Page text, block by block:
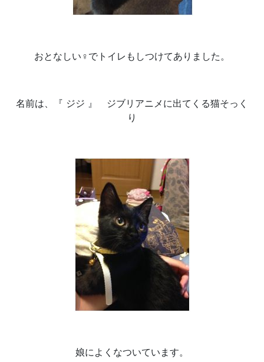
おとなしい♀でトイレもしつけてありました。
名前は、『 ジジ 』 ジブリアニメに出てくる猫そっく
り
娘によくなついています。